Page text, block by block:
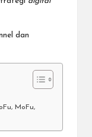
dan
MoFu,